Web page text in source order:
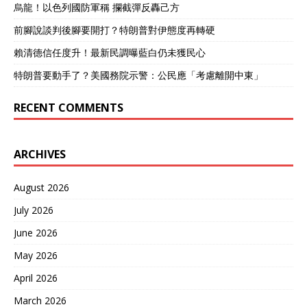
烏龍！以色列國防軍稱 攔截彈反轟己方
前腳說談判後腳要開打？特朗普對伊態度再轉硬
賴清德信任度升！最新民調曝藍白仍未獲民心
特朗普要動手了？美國務院示警：公民應「考慮離開中東」
RECENT COMMENTS
ARCHIVES
August 2026
July 2026
June 2026
May 2026
April 2026
March 2026